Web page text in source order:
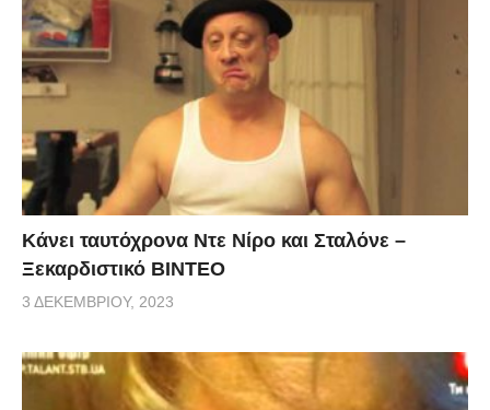
Κάνει ταυτόχρονα Ντε Νίρο και Σταλόνε –
Ξεκαρδιστικό ΒΙΝΤΕΟ
3 ΔΕΚΕΜΒΡΊΟΥ, 2023